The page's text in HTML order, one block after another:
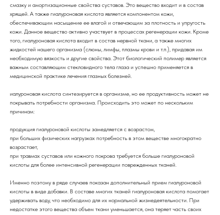
смазку и амортизационные свойства суставов. Это вещество входит и в состав
хрящей. А также гиалуроновая кислота является компонентом кожи,
обеспечивающим насыщение ее влагой и отвечающим за плотность и упругость
кожи. Данное вещество активно участвует в процессах регенерации кожи. Кроме
того, гиалуроновая кислота входит в состав нервной ткани, а также многих
жидкостей нашего организма (слюны, лимфы, плазмы крови и т.п.), придавая им
необходимую вязкость и другие свойства. Этот биологический полимер является
важным составляющим стекловидного тела глаза и успешно применяется в
медицинской практике лечения глазных болезней.
иалуроновая кислота синтезируется в организме, но ее продуктивность может не
покрывать потребности организма. Происходить это может по нескольким
причинам:
продукция гиалуроновой кислоты замедляется с возрастом,
при больших физических нагрузках потребность в этом веществе многократно
возрастает,
при травмах суставов или кожного покрова требуется больше гиалуроновой
кислоты для более интенсивной регенерации поврежденных тканей.
Именно поэтому в ряде случаев показан дополнительный прием гиалуроновой
кислоты в виде добавки. В составе многих тканей гиалуроновая кислота помогает
удерживать воду, что необходимо для их нормальной жизнедеятельности. При
недостатке этого вещества объем ткани уменьшается, она теряет часть своих